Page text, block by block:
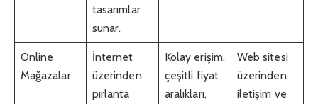
tasarımlar
sunar.
Online
Mağazalar
İnternet
üzerinden
pırlanta
Kolay erişim,
çeşitli fiyat
aralıkları,
Web sitesi
üzerinden
iletişim ve